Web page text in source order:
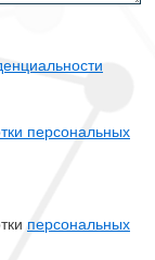
персональных
персональных